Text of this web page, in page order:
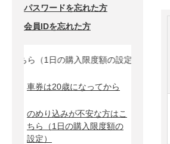
パスワードを忘れた方
会員IDを忘れた方
（1日の購入限度額の設定）↓
車券は20歳になってから
のめり込みが不安な方はこ
ちら
（1日の購入限度額の
設定）